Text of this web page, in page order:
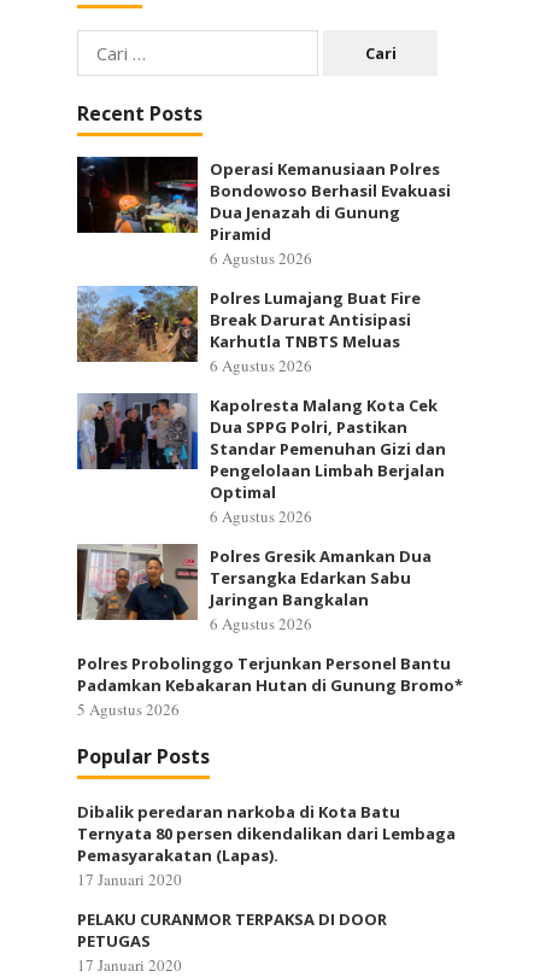
Cari
untuk:
Recent Posts
Operasi Kemanusiaan Polres
Bondowoso Berhasil Evakuasi
Dua Jenazah di Gunung
Piramid
6 Agustus 2026
Polres Lumajang Buat Fire
Break Darurat Antisipasi
Karhutla TNBTS Meluas
6 Agustus 2026
Kapolresta Malang Kota Cek
Dua SPPG Polri, Pastikan
Standar Pemenuhan Gizi dan
Pengelolaan Limbah Berjalan
Optimal
6 Agustus 2026
Polres Gresik Amankan Dua
Tersangka Edarkan Sabu
Jaringan Bangkalan
6 Agustus 2026
Polres Probolinggo Terjunkan Personel Bantu
Padamkan Kebakaran Hutan di Gunung Bromo*
5 Agustus 2026
Popular Posts
Dibalik peredaran narkoba di Kota Batu
Ternyata 80 persen dikendalikan dari Lembaga
Pemasyarakatan (Lapas).
17 Januari 2020
PELAKU CURANMOR TERPAKSA DI DOOR
PETUGAS
17 Januari 2020